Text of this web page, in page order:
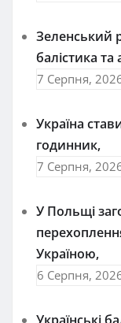
Зеленський
балістика та
7 Серпня,
Україна
годинник,
7 Серпня,
У Польщі
Україною,
6 Серпня,